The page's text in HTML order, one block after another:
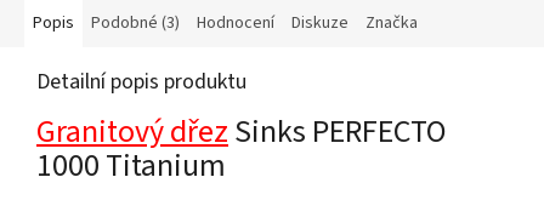
Popis Podobné (3) Hodnocení Diskuze Značka
Detailní popis produktu
Granitový dřezSinks PERFECTO
1000 Titanium